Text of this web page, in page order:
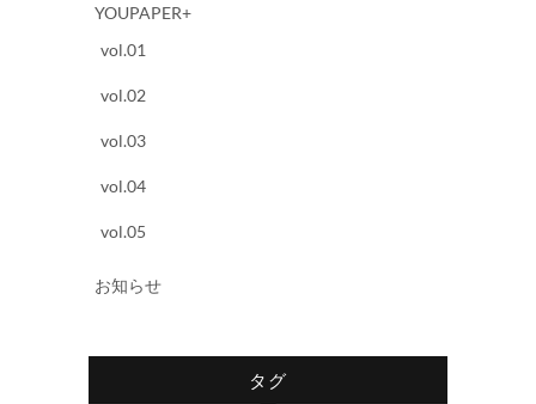
YOUPAPER+
vol.01
vol.02
vol.03
vol.04
vol.05
お知らせ
タグ